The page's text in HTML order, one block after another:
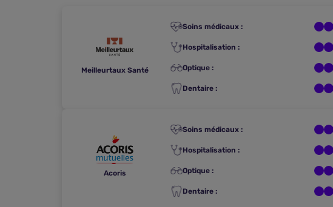
Meilleurtaux Santé
Soins médicaux :
Hospitalisation :
Optique :
Dentaire :
Acoris
Soins médicaux :
Hospitalisation :
Optique :
Dentaire :